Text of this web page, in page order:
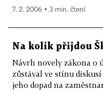
7. 2. 2006 ▪ 3 min. čtení
Na kolik přijdou
Návrh novely zákona o
zůstával ve stínu
jeho dopad na